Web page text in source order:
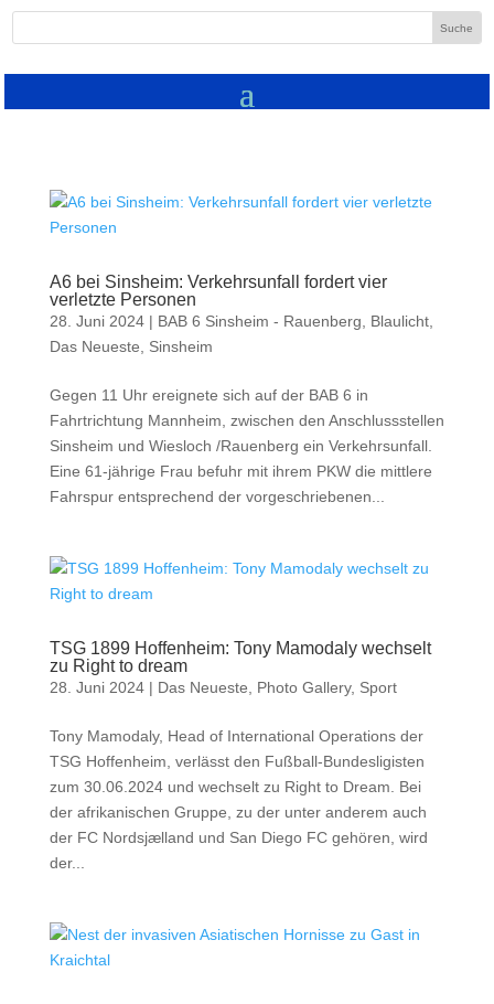
A6 bei Sinsheim: Verkehrsunfall fordert vier
verletzte Personen
28. Juni 2024| BAB 6 Sinsheim - Rauenberg Blaulicht,
Das Neueste
Sinsheim
Gegen 11 Uhr ereignete sich auf der BAB 6 in
Fahrtrichtung Mannheim, zwischen den Anschlussstellen
Sinsheim und Wiesloch /Rauenberg ein Verkehrsunfall.
Eine 61-jährige Frau befuhr mit ihrem PKW die mittlere
Fahrspur entsprechend der vorgeschriebenen...
TSG 1899 Hoffenheim: Tony Mamodaly wechselt
zu Right to dream
28. Juni 2024| Das Neueste Photo Gallery, Sport
Tony Mamodaly, Head of International Operations der
TSG Hoffenheim, verlässt den Fußball-Bundesligisten
zum 30.06.2024 und wechselt zu Right to Dream. Bei
der afrikanischen Gruppe, zu der unter anderem auch
der FC Nordsjælland und San Diego FC gehören, wird
der...